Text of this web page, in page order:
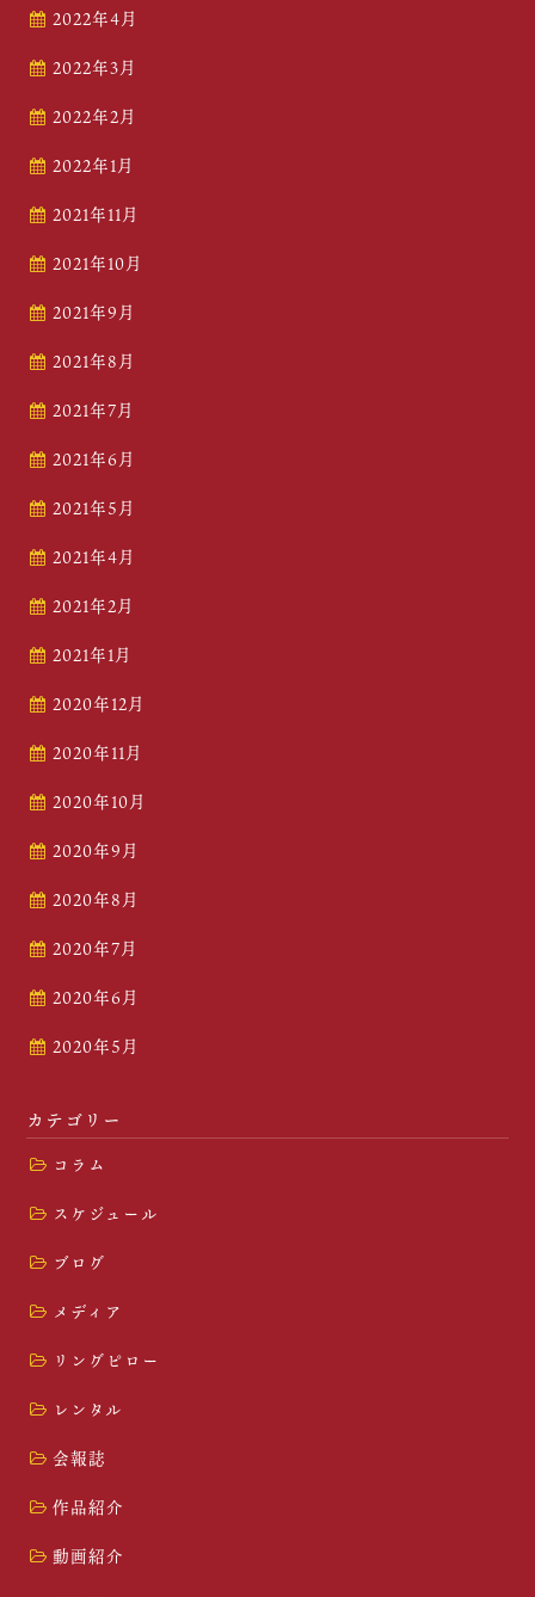
2022年4月
2022年3月
2022年2月
2022年1月
2021年11月
2021年10月
2021年9月
2021年8月
2021年7月
2021年6月
2021年5月
2021年4月
2021年2月
2021年1月
2020年12月
2020年11月
2020年10月
2020年9月
2020年8月
2020年7月
2020年6月
2020年5月
カテゴリー
コラム
スケジュール
ブログ
メディア
リングピロー
レンタル
会報誌
作品紹介
動画紹介